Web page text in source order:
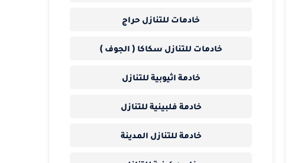
خادمات للتنازل حراج
خادمات للتنازل سكاكا ( الجوف )
خادمة اثيوبية للتنازل
خادمة فلبينية للتنازل
خادمة للتنازل المدينة